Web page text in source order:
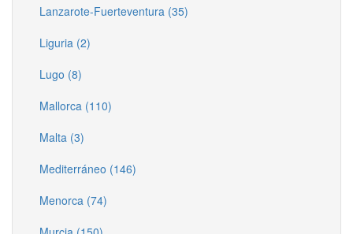
Lanzarote-Fuerteventura (35)
Liguria (2)
Lugo (8)
Mallorca (110)
Malta (3)
Mediterráneo (146)
Menorca (74)